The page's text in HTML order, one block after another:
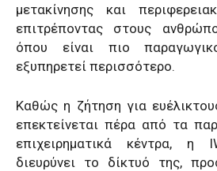
μετακίνησης και
επιτρέποντας στους
όπου είναι πιο
εξυπηρετεί περισσότερο.
Καθώς η ζήτηση για
επεκτείνεται πέρα από τα
επιχειρηματικά κέντρα, η
διευρύνει το δίκτυό της,